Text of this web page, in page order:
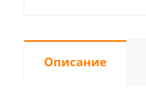
Описание